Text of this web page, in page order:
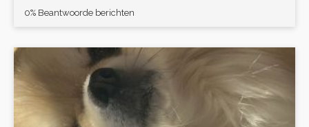
0% Beantwoorde berichten